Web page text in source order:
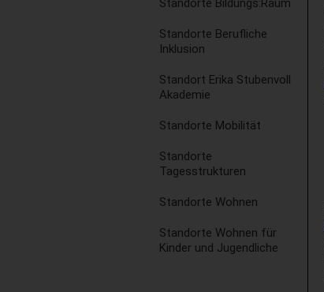
Standorte Bildungs:Raum
Standorte Berufliche
Inklusion
Standort Erika Stubenvoll
Akademie
Standorte Mobilität
Standorte
Tagesstrukturen
Standorte Wohnen
Standorte Wohnen für
Kinder und Jugendliche